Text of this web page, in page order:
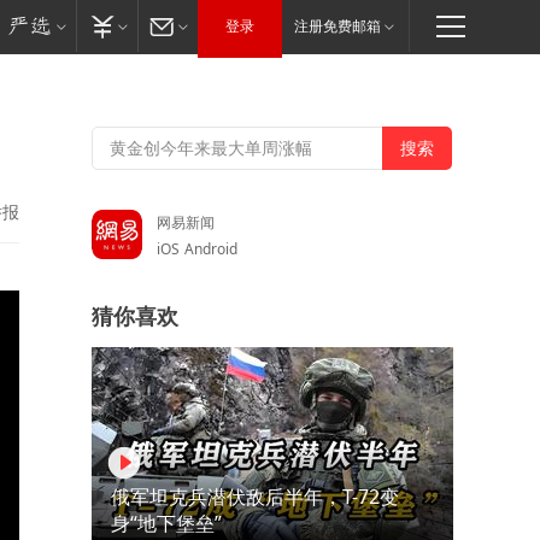
登录 注册免费邮箱
网易新闻
iOS Android
猜你喜欢
俄军坦克兵潜伏敌后半年，T-72变
身“地下堡垒”